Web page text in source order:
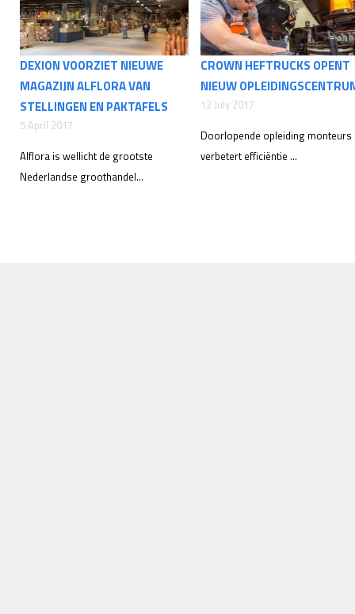
DEXION VOORZIET NIEUWE
MAGAZIJN ALFLORA VAN
STELLINGEN EN PAKTAFELS
5 April 2017
Alflora is wellicht de grootste
Nederlandse groothandel...
CROWN HEFTRUCKS OPENT
NIEUW
12 July 2017
Doorlopende opleiding monteurs
verbetert efficiëntie ...